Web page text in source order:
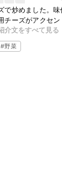
で炒めました。
チーズがアクセ
キシャキ感が楽し
ださい。
介文をすべて見る
#野菜